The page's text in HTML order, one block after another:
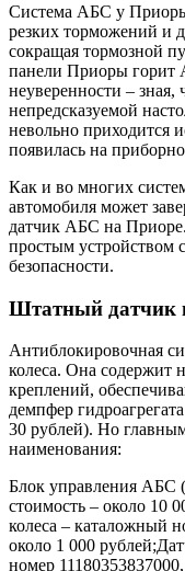
Система АБС у
резких торможений и
сокращая тормозной
панели Приоры горит
неуверенности –
непредсказуемой
невольно приходится
появилась на
Как и во многих
автомобиля может
датчик АБС на
простым устройством
безопасности.
Штатный датчик
Антиблокировочная
колеса. Она содержит
креплений,
демпфер
30 рублей). Но
наименования:
Блок управления АБС
стоимость – около 10
колеса – каталожный
около 1 000
номер